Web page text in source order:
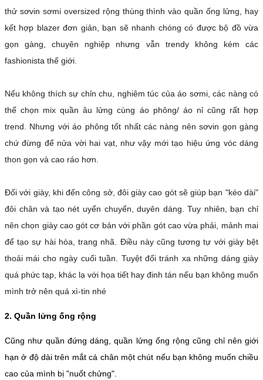
thử sơvin sơmi oversized rộng thùng thình vào quần ống lửng, hay
kết hợp blazer đơn giản, bạn sẽ nhanh chóng có được bộ đồ vừa
gọn gàng, chuyên nghiệp nhưng vẫn trendy không kém các
fashionista thế giới.
Nếu không thích sự chỉn chu, nghiêm túc của áo sơmi, các nàng có
thể chọn mix quần âu lửng cùng áo phông/ áo nỉ cũng rất hợp
trend. Nhưng với áo phông tốt nhất các nàng nên sơvin gọn gàng
chứ đừng để nửa vời hai vạt, như vậy mới tạo hiệu ứng vóc dáng
thon gọn và cao ráo hơn.
Đối với giày, khi đến công sở, đôi giày cao gót sẽ giúp bạn "kéo dài"
đôi chân và tạo nét uyển chuyển, duyên dáng. Tuy nhiên, bạn chỉ
nên chọn giày cao gót cơ bản với phần gót cao vừa phải, mảnh mai
để tạo sự hài hòa, trang nhã. Điều này cũng tương tự với giày bệt
thoải mái cho ngày cuối tuần. Tuyệt đối tránh xa những dáng giày
quá phức tạp, khác lạ với họa tiết hay đinh tán nếu bạn không muốn
mình trở nên quá xì-tin nhé
2. Quần lửng ống rộng
Cũng như quần đứng dáng, quần lửng ống rộng cũng chỉ nên giới
hạn ở độ dài trên mắt cá chân một chút nếu bạn không muốn chiều
cao của mình bị "nuốt chửng".